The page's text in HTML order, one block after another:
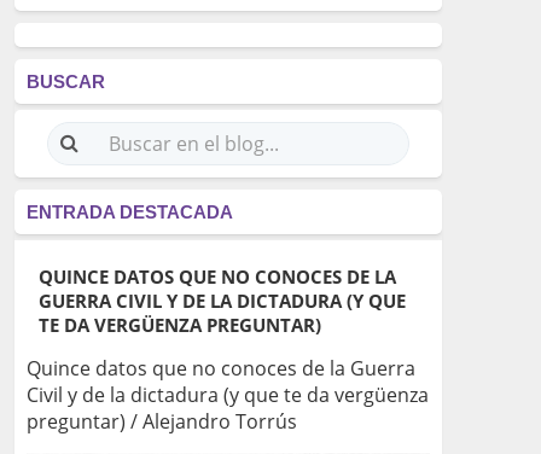
BUSCAR
ENTRADA DESTACADA
QUINCE DATOS QUE NO CONOCES DE LA
GUERRA CIVIL Y DE LA DICTADURA (Y QUE
TE DA VERGÜENZA PREGUNTAR)
Quince datos que no conoces de la Guerra
Civil y de la dictadura (y que te da vergüenza
preguntar) / Alejandro Torrús